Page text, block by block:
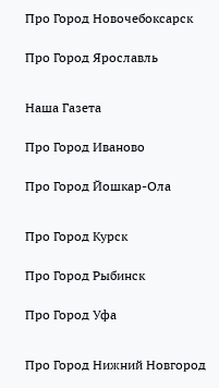
Про Город Новочебоксарск
Про Город Ярославль
Наша Газета
Про Город Иваново
Про Город Йошкар-Ола
Про Город Курск
Про Город Рыбинск
Про Город Уфа
Про Город Нижний Новгород